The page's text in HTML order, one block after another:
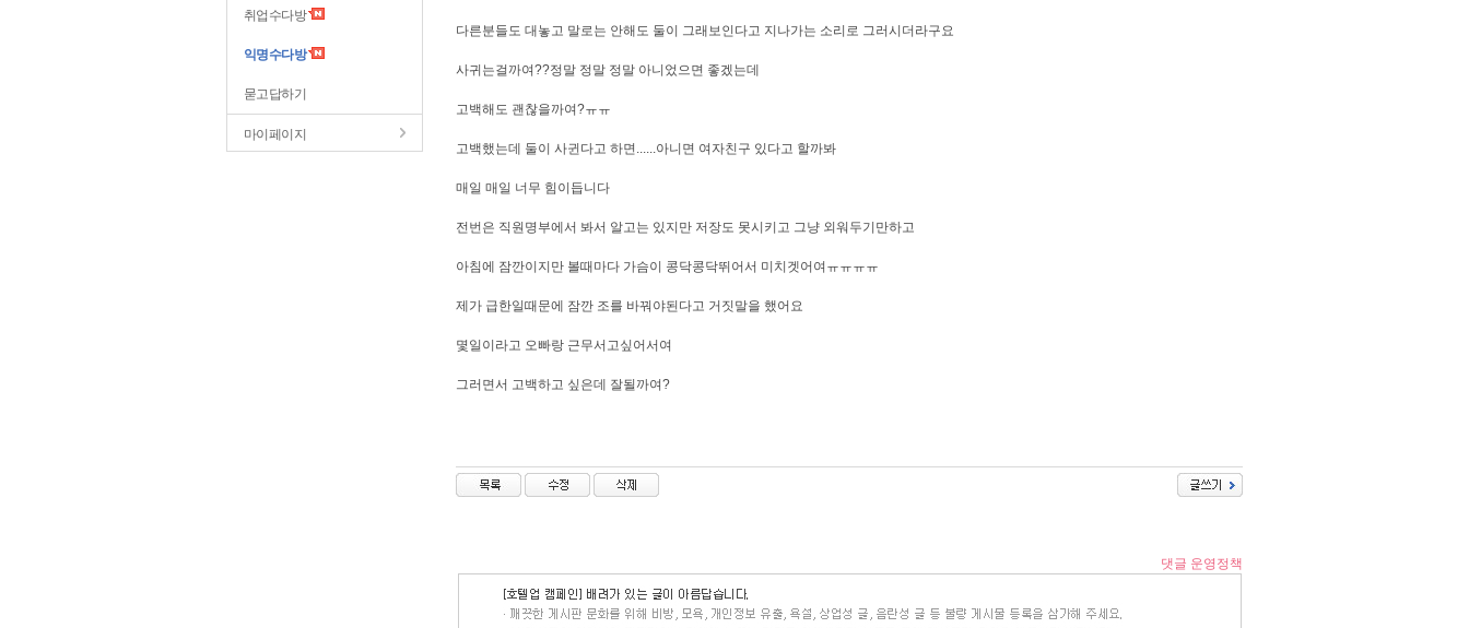
취업수다방
익명수다방
묻고답하기
마이페이지
다른분들도 대놓고 말로는 안해도 둘이 그래보인다고 지나가는 소리로 그러시더라구요
사귀는걸까여??정말 정말 정말 아니었으면 좋겠는데
고백해도 괜찮을까여?ㅠㅠ
고백했는데 둘이 사귄다고 하면......아니면 여자친구 있다고 할까봐
매일 매일 너무 힘이듭니다
전번은 직원명부에서 봐서 알고는 있지만 저장도 못시키고 그냥 외워두기만하고
아침에 잠깐이지만 볼때마다 가슴이 콩닥콩닥뛰어서 미치겟어여ㅠㅠㅠㅠ
제가 급한일때문에 잠깐 조를 바꿔야된다고 거짓말을 했어요
몇일이라고 오빠랑 근무서고싶어서여
그러면서 고백하고 싶은데 잘될까여?